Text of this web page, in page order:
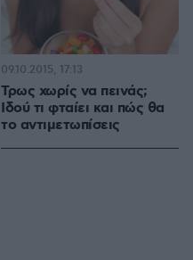
Τρως χωρίς να πεινάς;
Ιδού τι φταίει και πώς θα
το αντιμετωπίσεις
09.10.2015, 17:13